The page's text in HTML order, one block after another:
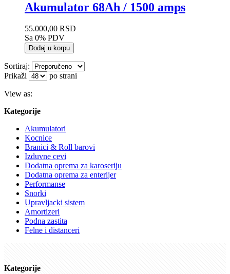
Akumulator 68Ah / 1500 amps
55.000,00 RSD
Sa 0% PDV
Dodaj u korpu
Sortiraj:
Prikaži
po strani
View as:
Kategorije
Akumulatori
Kocnice
Branici & Roll barovi
Izduvne cevi
Dodatna oprema za karoseriju
Dodatna oprema za enterijer
Performanse
Snorki
Upravljacki sistem
Amortizeri
Podna zastita
Felne i distanceri
Kategorije